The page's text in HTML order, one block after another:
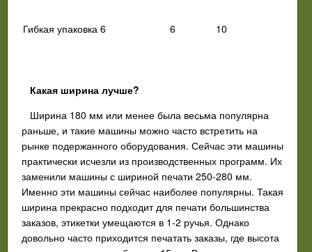
Гибкая упаковка 6 6 10
Какая ширина лучше?
Ширина 180 мм или менее была весьма популярна
раньше, и такие машины можно часто встретить на
рынке подержанного оборудования. Сейчас эти машины
практически исчезли из производственных программ. Их
заменили машины с шириной печати 250-280 мм.
Именно эти машины сейчас наиболее популярны. Такая
ширина прекрасно подходит для печати большинства
заказов, этикетки умещаются в 1-2 ручья. Однако
довольно часто приходится печатать заказы, где высота